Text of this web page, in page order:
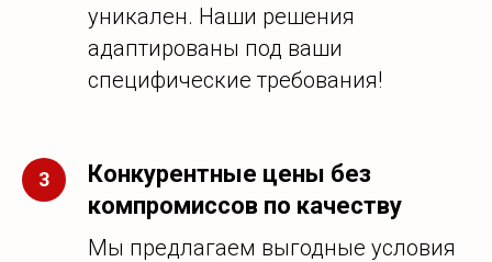
уникален. Наши решения
адаптированы под ваши
специфические требования!
Конкурентные цены без
компромиссов по качеству
Мы предлагаем выгодные условия